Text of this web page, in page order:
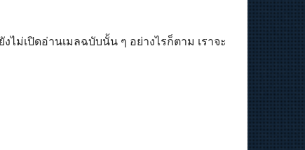
ม่เปิดอ่านเมลฉบับนั้น ๆ อย่างไรก็ตาม เราจะ